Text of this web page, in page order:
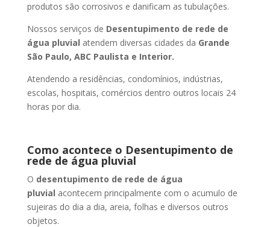
produtos são corrosivos e danificam as tubulações.
Nossos serviços de Desentupimento de rede de
água pluvial atendem diversas cidades da Grande
São Paulo, ABC Paulista e Interior.
Atendendo a residências, condomínios, indústrias,
escolas, hospitais, comércios dentro outros locais 24
horas por dia.
Como acontece o Desentupimento de
rede de água pluvial
O desentupimento de rede de água
pluvial acontecem principalmente com o acumulo de
sujeiras do dia a dia, areia, folhas e diversos outros
objetos.